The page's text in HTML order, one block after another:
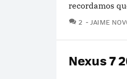
recordamos
2
JAIME
Nexus 7